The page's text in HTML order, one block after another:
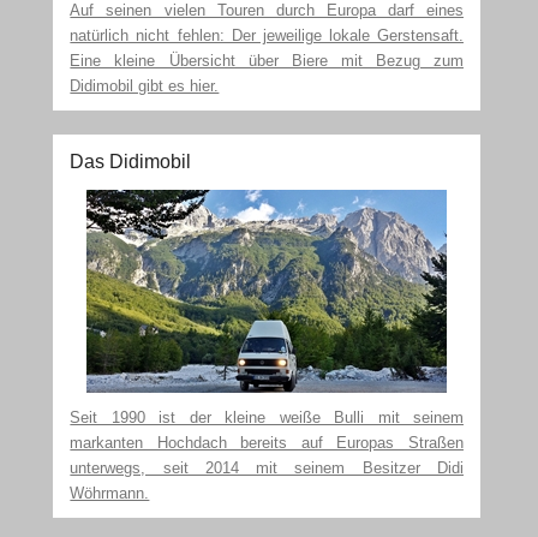
Auf seinen vielen Touren durch Europa darf eines
natürlich nicht fehlen: Der jeweilige lokale Gerstensaft.
Eine kleine Übersicht über Biere mit Bezug zum
Didimobil gibt es hier.
Das Didimobil
Seit 1990 ist der kleine weiße Bulli mit seinem
markanten Hochdach bereits auf Europas Straßen
unterwegs, seit 2014 mit seinem Besitzer Didi
Wöhrmann.